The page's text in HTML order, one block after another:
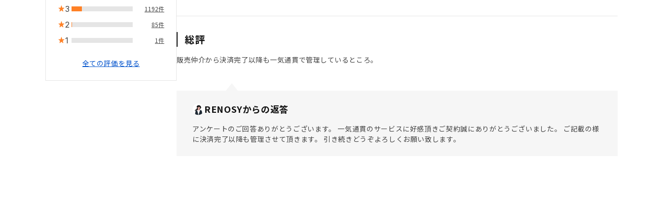
3 1192件
2 85件
1 1件
全ての評価を見る
総評
販売仲介から決済完了以降も一気通貫で管理しているところ。
RENOSYからの返答
アンケートのご回答ありがとうございます。 一気通貫のサービスに好感頂きご契約誠にありがとうございました。 ご記載の様
に決済完了以降も管理させて頂きます。 引き続きどうぞよろしくお願い致します。